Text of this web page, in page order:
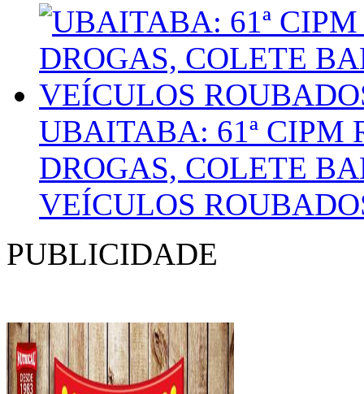
UBAITABA: 61ª CIPM
DROGAS, COLETE
VEÍCULOS
PUBLICIDADE